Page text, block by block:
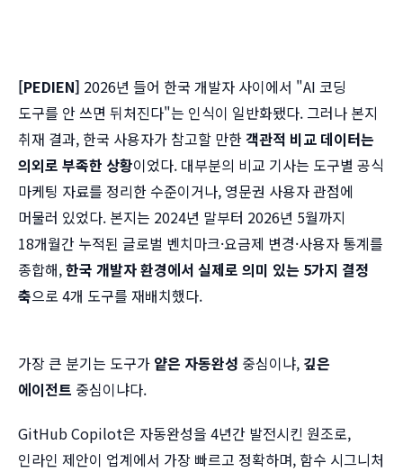
[PEDIEN] 2026년 들어 한국 개발자 사이에서 "AI 코딩
도구를 안 쓰면 뒤처진다"는 인식이 일반화됐다. 그러나 본지
취재 결과, 한국 사용자가 참고할 만한객관적 비교 데이터는
의외로 부족한 상황이었다. 대부분의 비교 기사는 도구별 공식
마케팅 자료를 정리한 수준이거나, 영문권 사용자 관점에
머물러 있었다. 본지는 2024년 말부터 2026년 5월까지
18개월간 누적된 글로벌 벤치마크·요금제 변경·사용자 통계를
종합해,한국 개발자 환경에서 실제로 의미 있는 5가지 결정
축으로 4개 도구를 재배치했다.
가장 큰 분기는 도구가 얕은 자동완성 중심이냐, 깊은
에이전트 중심이냐다.
GitHub Copilot은 자동완성을 4년간 발전시킨 원조로,
인라인 제안이 업계에서 가장 빠르고 정확하며, 함수 시그니처